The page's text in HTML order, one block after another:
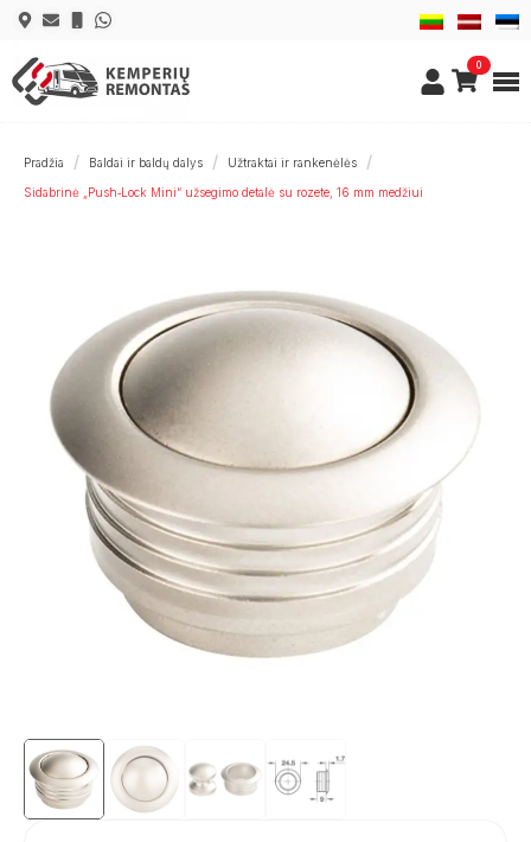
0
Pradžia Baldai ir baldų dalys Užtraktai ir rankenėlės
Sidabrinė „Push‑Lock Mini“ užsegimo detalė su rozete, 16 mm medžiui